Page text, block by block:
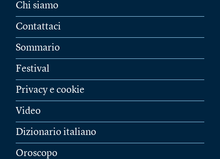
Chi siamo
Contattaci
Sommario
Festival
Privacy e cookie
Video
Dizionario italiano
Oroscopo